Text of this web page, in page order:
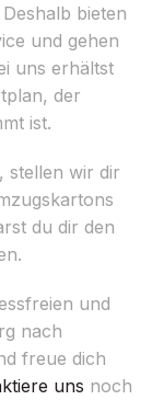
bieten
und gehen
uns erhältst
der
ist.
stellen wir dir
du dir den
und
nach
freue dich
uns noch